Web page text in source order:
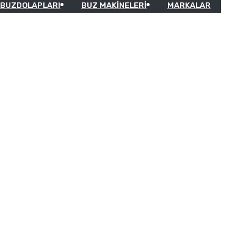
BUZDOLAPLARI BUZ MAKINELERI MARKALAR